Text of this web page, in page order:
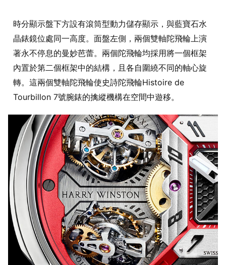
時分顯示盤下方設有滾筒型動力儲存顯示，與藍寶石水
晶錶鏡位處同一高度。面盤左側，兩個雙軸陀飛輪上演
著永不停息的曼妙芭蕾。兩個陀飛輪均採用將一個框架
內置於第二個框架中的結構，且各自圍繞不同的軸心旋
轉。這兩個雙軸陀飛輪使史詩陀飛輪Histoire de
Tourbillon 7號腕錶的擒縱機構在空間中遊移。